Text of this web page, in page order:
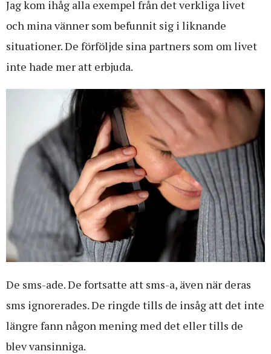
Jag kom ihåg alla exempel från det verkliga livet
och mina vänner som befunnit sig i liknande
situationer. De förföljde sina partners som om livet
inte hade mer att erbjuda.
De sms-ade. De fortsatte att sms-a, även när deras
sms ignorerades. De ringde tills de insåg att det inte
längre fann någon mening med det eller tills de
blev vansinniga.